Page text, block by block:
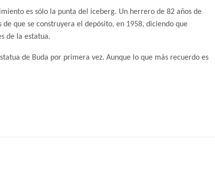
es sólo la punta del iceberg. Un herrero de 82 años de
que se construyera el depósito, en 1958, diciendo que
de la estatua.
de Buda por primera vez. Aunque lo que más recuerdo es